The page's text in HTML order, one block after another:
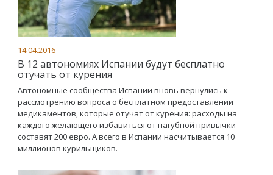
14.04.2016
В 12 автономиях Испании будут бесплатно
отучать от курения
Автономные сообщества Испании вновь вернулись к
рассмотрению вопроса о бесплатном предоставлении
медикаментов, которые отучат от курения: расходы на
каждого желающего избавиться от пагубной привычки
составят 200 евро. А всего в Испании насчитывается 10
миллионов курильщиков.